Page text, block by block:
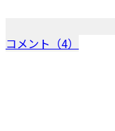
コメント（4）